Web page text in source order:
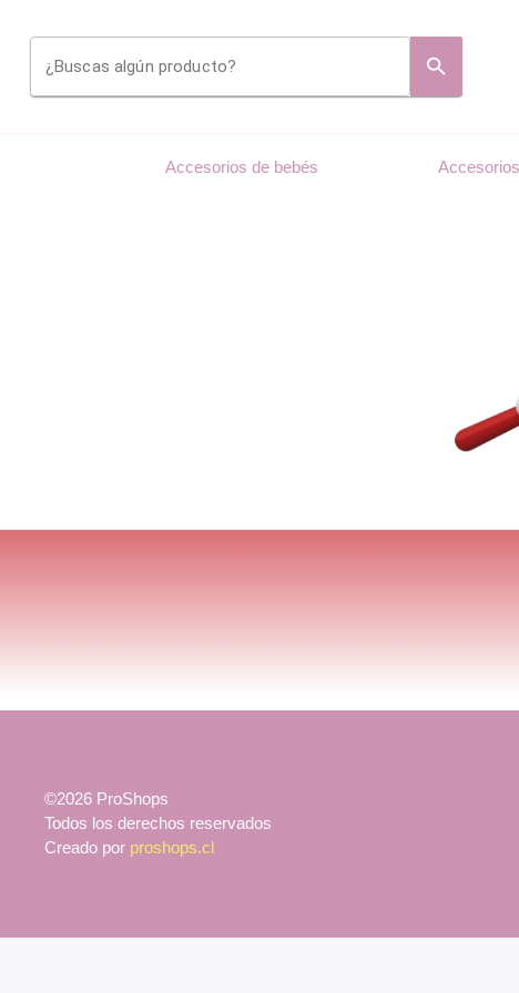
¿Buscas algún producto?
Accesorios de bebés
©2026 ProShops
Todos los derechos reservados
Creado por proshops.cl